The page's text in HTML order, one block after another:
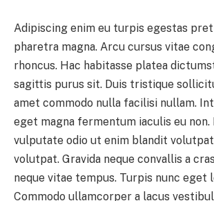
Adipiscing enim eu turpis egestas
pharetra magna. Arcu cursus vitae
rhoncus. Hac habitasse platea
sagittis purus sit. Duis tristique
amet commodo nulla facilisi nullam.
eget magna fermentum iaculis eu non.
vulputate odio ut enim blandit volutpat
volutpat. Gravida neque convallis a
neque vitae tempus. Turpis nunc eget
Commodo ullamcorper a lacus